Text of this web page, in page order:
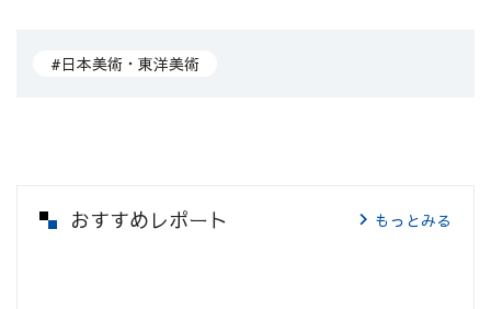
#日本美術・東洋美術
おすすめレポート もっとみる